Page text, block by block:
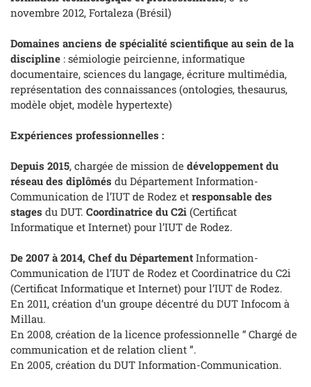
novembre 2012, Fortaleza (Brésil)
Domaines anciens de spécialité scientifique au sein de la
discipline : sémiologie peircienne, informatique
documentaire, sciences du langage, écriture multimédia,
représentation des connaissances (ontologies, thesaurus,
modèle objet, modèle hypertexte)
Expériences professionnelles :
Depuis 2015, chargée de mission de développement du
réseau des diplômés du Département Information-
Communication de l’IUT de Rodez et responsable des
stages du DUT. Coordinatrice du C2i (Certificat
Informatique et Internet) pour l’IUT de Rodez.
De 2007 à 2014, Chef du Département Information-
Communication de l’IUT de Rodez et Coordinatrice du C2i
(Certificat Informatique et Internet) pour l’IUT de Rodez.
En 2011, création d’un groupe décentré du DUT Infocom à
Millau.
En 2008, création de la licence professionnelle “ Chargé de
communication et de relation client ”.
En 2005, création du DUT Information-Communication.